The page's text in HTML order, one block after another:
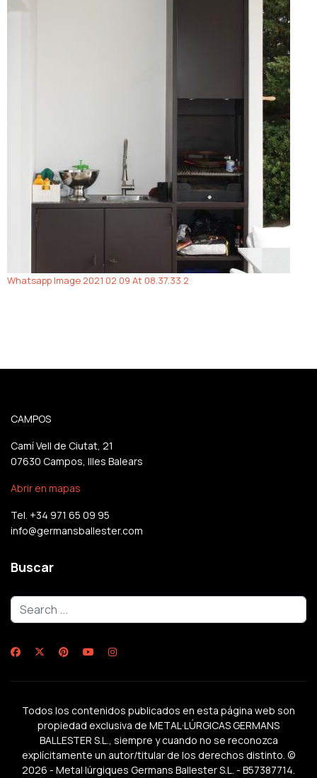
Whatsapp Image 2021 02 09 At 08.37.33 2
CAMPOS
Camí Vell de Ciutat, 21
07630 Campos, Illes Balears
Abrir en mapas
Tel. +34 971 65 09 95
info@germansballester.com
Buscar
Buscar...
Todos los contenidos publicados en esta página web son
propiedad exclusiva de METAL·LÚRGICAS GERMANS
BALLESTER S.L., siempre y cuando no se reconozca
explícitamente un autor/titular de los derechos distinto. ©
2026 - Metal·lúrgiques Germans Ballester S.L. - B57387714.